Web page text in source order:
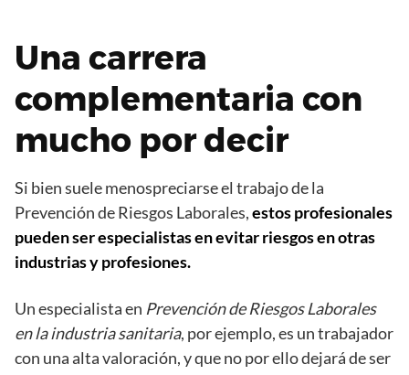
Una carrera
complementaria con
mucho por decir
Si bien suele menospreciarse el trabajo de la
Prevención de Riesgos Laborales,estos profesionales
pueden ser especialistas en evitar riesgos en otras
industrias y profesiones.
Un especialista en Prevención de Riesgos Laborales
en la industria sanitaria, por ejemplo, es un trabajador
con una alta valoración, y que no por ello dejará de ser